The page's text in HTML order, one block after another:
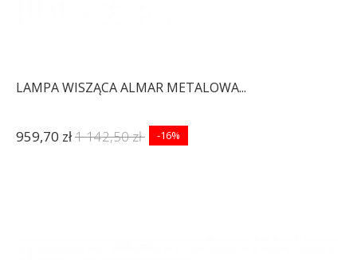
LAMPA WISZĄCA ALMAR METALOWA...
959,70 zł1 142,50 zł -16%